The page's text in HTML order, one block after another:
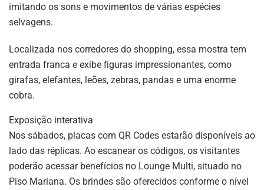
imitando os sons e movimentos de várias espécies
selvagens.
Localizada nos corredores do shopping, essa mostra tem
entrada franca e exibe figuras impressionantes, como
girafas, elefantes, leões, zebras, pandas e uma enorme
cobra.
Exposição interativa
Nos sábados, placas com QR Codes estarão disponíveis ao
lado das réplicas. Ao escanear os códigos, os visitantes
poderão acessar benefícios no Lounge Multi, situado no
Piso Mariana. Os brindes são oferecidos conforme o nível